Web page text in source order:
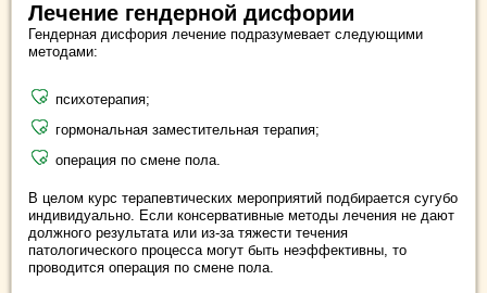
Лечение гендерной дисфории
Гендерная дисфория лечение подразумевает следующими
методами:
психотерапия;
гормональная заместительная терапия;
операция по смене пола.
В целом курс терапевтических мероприятий подбирается сугубо
индивидуально. Если консервативные методы лечения не дают
должного результата или из-за тяжести течения
патологического процесса могут быть неэффективны, то
проводится операция по смене пола.